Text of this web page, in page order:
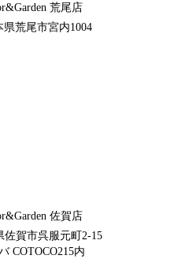
荒尾店
県荒尾市宮内1004
佐賀店
佐賀市呉服元町2-15
COTOCO215内